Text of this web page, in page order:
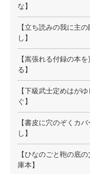
な】
【立ち読みの我に主
し】
【嵩張れる付録の本
る】
【下級武士定めはが
ぐ】
【書皮に穴のぞくカ
し】
【ひなのごと鞄の底の
庫本】